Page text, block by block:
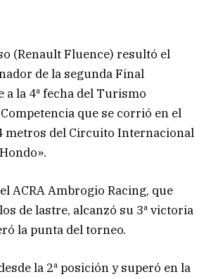
(Renault Fluence) resultó el
de la segunda Final
la 4ª fecha del Turismo
que se corrió en el
metros del Circuito Internacional
ACRA Ambrogio Racing, que
de lastre, alcanzó su 3ª victoria
la punta del torneo.
la 2ª posición y superó en la